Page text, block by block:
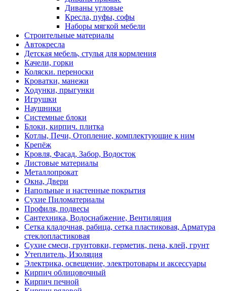
Диваны угловые
Кресла, пуфы, софы
Наборы мягкой мебели
Строительные материалы
Автокресла
Детская мебель, стулья для кормления
Качели, горки
Коляски. переноски
Кроватки, манежи
Ходунки, прыгунки
Игрушки
Наушники
Системные блоки
Блоки, кирпич. плитка
Котлы, Печи, Отопление, комплектующие к ним
Крепёж
Кровля, Фасад, Забор, Водосток
Листовые материалы
Металлопрокат
Окна, Двери
Напольные и настенные покрытия
Сухие Пиломатериалы
Профиля, подвесы
Сантехника, Водоснабжение, Вентиляция
Сетка кладочная, рабица, сетка пластиковая, Арматура
стеклопластиковая
Сухие смеси, грунтовки, герметик, пена, клей, грунт
Утеплитель, Изоляция
Электрика, освещение, электротовары и аксессуары
Кирпич облицовочный
Кирпич печной